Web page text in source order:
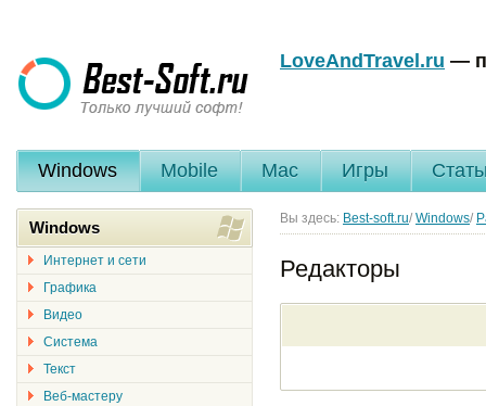
LoveAndTravel.ru —
Windows Mobile Mac Игры
Вы здесь: Best-soft.ru/ Windows/
Редакторы
Windows
Интернет и сети
Графика
Видео
Система
Текст
Веб-мастеру